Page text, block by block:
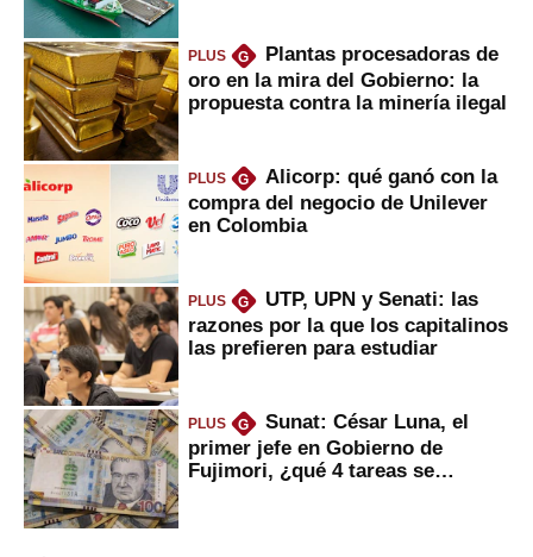
PLUS G
Plantas procesadoras de
oro en la mira del Gobierno: la
propuesta contra la minería ilegal
PLUS G
Alicorp: qué ganó con la
compra del negocio de Unilever
en Colombia
PLUS G
UTP, UPN y Senati: las
razones por la que los capitalinos
las prefieren para estudiar
PLUS G
Sunat: César Luna, el
primer jefe en Gobierno de
Fujimori, ¿qué 4 tareas se